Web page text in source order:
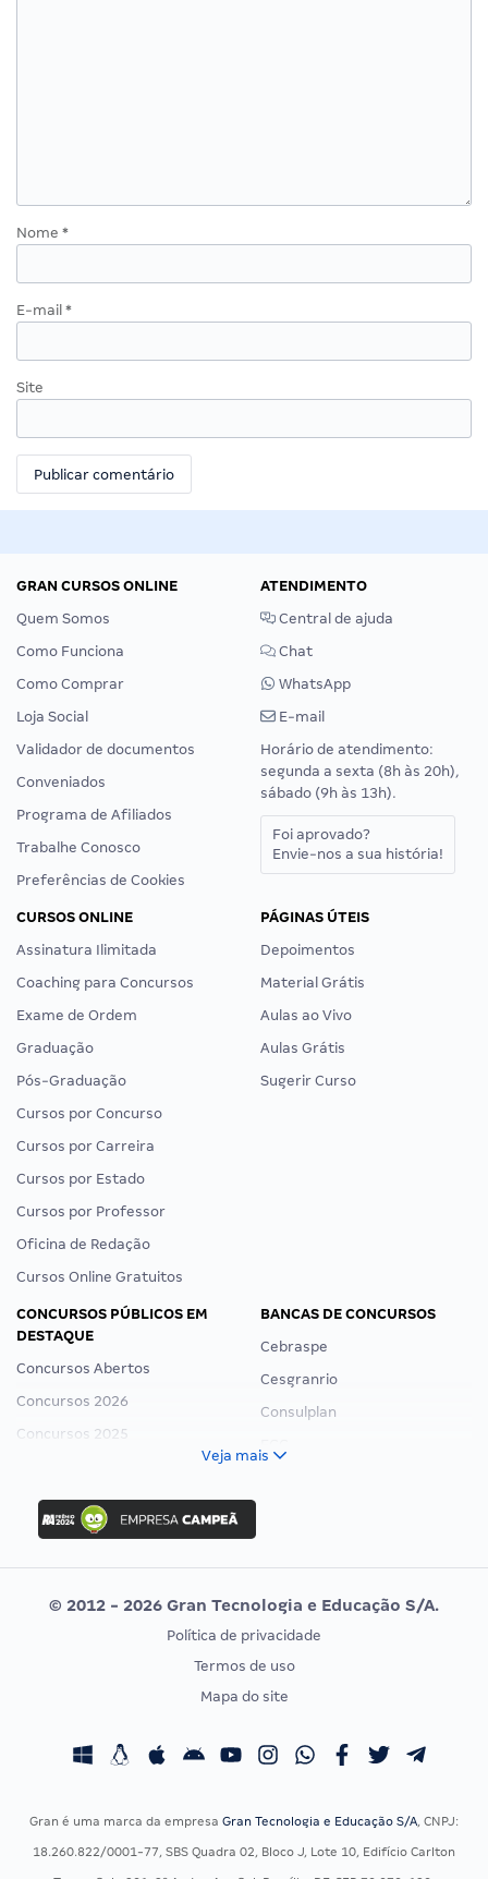
Nome *
E-mail *
Site
GRAN CURSOS ONLINE
Quem Somos
Como Funciona
Como Comprar
Loja Social
Validador de documentos
Conveniados
Programa de Afiliados
Trabalhe Conosco
Preferências de Cookies
ATENDIMENTO
Central de ajuda
Chat
WhatsApp
E-mail
Horário de atendimento:
segunda a sexta (8h às 20h),
sábado (9h às 13h).
Foi aprovado?
Envie-nos a sua história!
CURSOS ONLINE
Assinatura Ilimitada
Coaching para Concursos
Exame de Ordem
Graduação
Pós-Graduação
Cursos por Concurso
Cursos por Carreira
Cursos por Estado
Cursos por Professor
Oficina de Redação
Cursos Online Gratuitos
PÁGINAS ÚTEIS
Depoimentos
Material Grátis
Aulas ao Vivo
Aulas Grátis
Sugerir Curso
CONCURSOS PÚBLICOS EM
DESTAQUE
Concursos Abertos
Concursos 2026
Concursos 2025
Concurso Ibama
Concurso MPU
Editais publicados
BANCAS DE CONCURSOS
Cebraspe
Cesgranrio
Consulplan
Vunesp
CONCURSOS POR PROFISSÃO
Concursos Fiscais
Concursos Saúde
EXAME DE ORDEM
Calendário OAB
Veja mais
© 2012 - 2026 Gran Tecnologia e Educação S/A.
Política de privacidade
Termos de uso
Mapa do site
Gran é uma marca da empresa Gran Tecnologia e Educação S/A, CNPJ:
18.260.822/0001-77, SBS Quadra 02, Bloco J, Lote 10, Edifício Carlton